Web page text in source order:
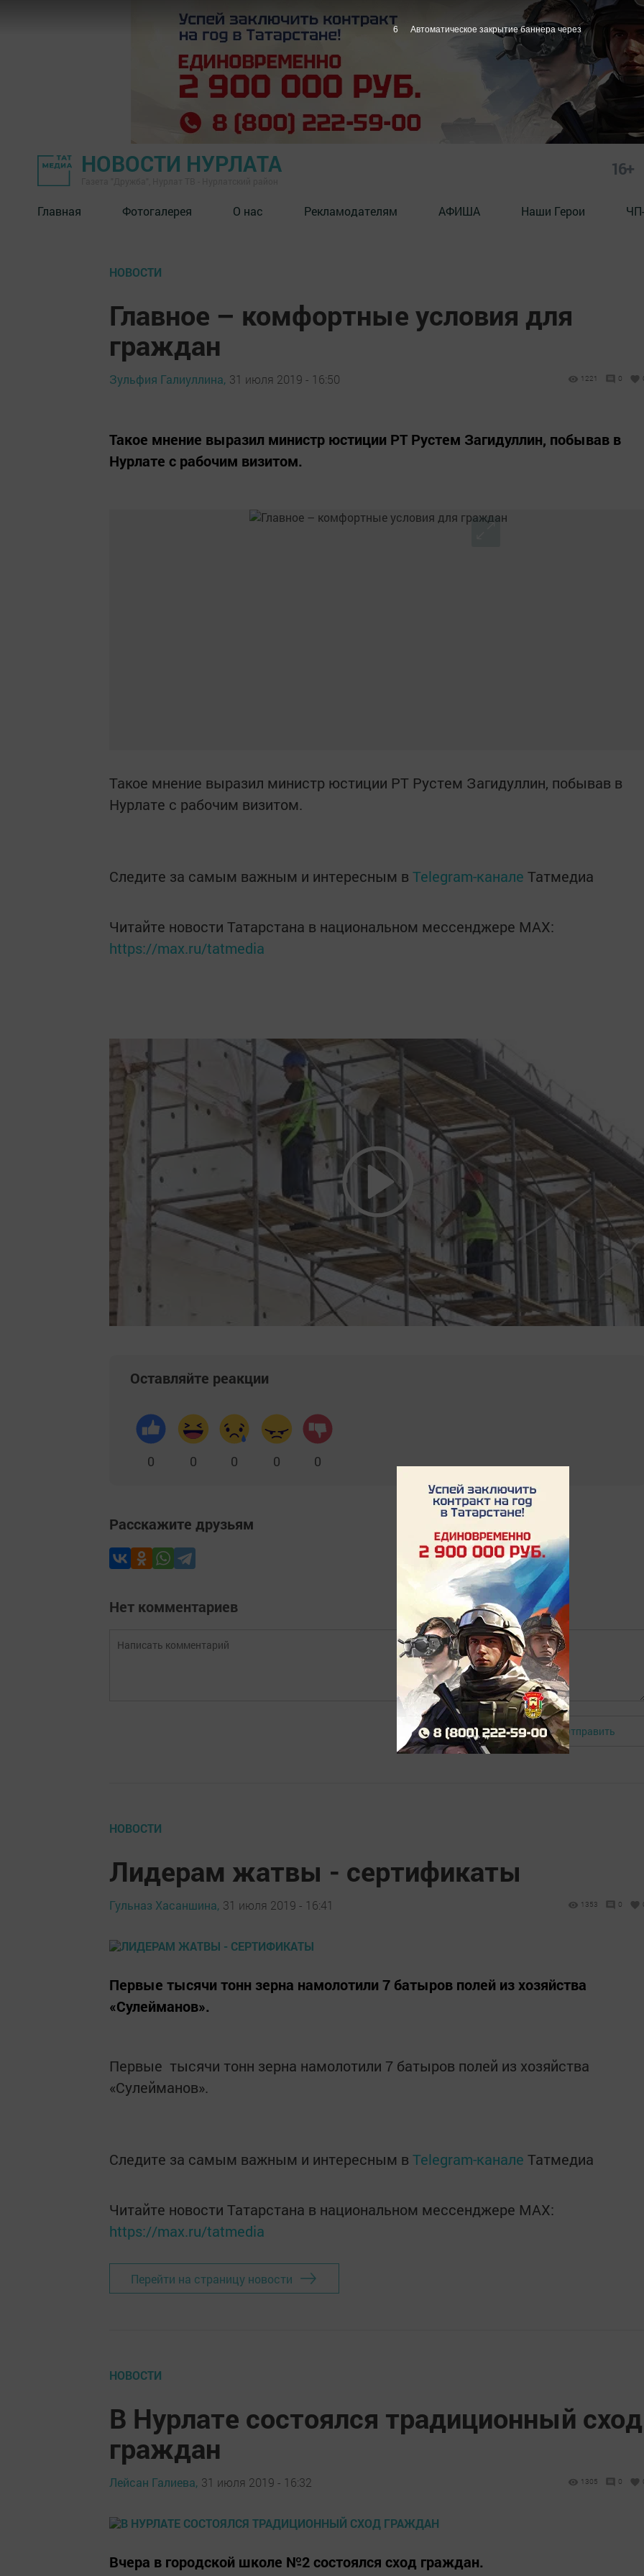
НОВОСТИ НУРЛАТА 16+
Главная Фотогалерея О нас Рекламодателям АФИША Наши Герои
НОВОСТИ
Главное – комфортные условия для
граждан
Зульфия Галиуллина, 31 июля 2019 - 16:50 1221 0
Такое мнение выразил министр юстиции РТ Рустем Загидуллин, побывав в
Нурлате с рабочим визитом.
Такое мнение выразил министр юстиции РТ Рустем Загидуллин, побывав в
Нурлате с рабочим визитом.
Следите за самым важным и интересным в Telegram-канале Татмедиа
Читайте новости Татарстана в национальном мессенджере MАХ:
https://max.ru/tatmedia
Оставляйте реакции
0 0 0 0 0
Расскажите друзьям
Нет комментариев
Авторизоваться Отправить
НОВОСТИ
Лидерам жатвы - сертификаты
Гульназ Хасаншина, 31 июля 2019 - 16:41 1353 0
Первые тысячи тонн зерна намолотили 7 батыров полей из хозяйства
«Сулейманов».
Первые тысячи тонн зерна намолотили 7 батыров полей из хозяйства
«Сулейманов».
Следите за самым важным и интересным в Telegram-канале Татмедиа
Читайте новости Татарстана в национальном мессенджере MАХ:
https://max.ru/tatmedia
Перейти на страницу новости
НОВОСТИ
В Нурлате состоялся традиционный сход
граждан
Лейсан Галиева, 31 июля 2019 - 16:32 1305 0
Вчера в городской школе №2 состоялся сход граждан.
5 Автоматическое закрытие баннера через